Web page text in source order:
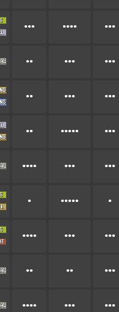
••• •••• •••
•• ••• •••
•• ••• •••
•• ••••• •••
•••• ••• •••
• ••••• •
•••• ••• •••
•• •• •••
•••• ••• •••